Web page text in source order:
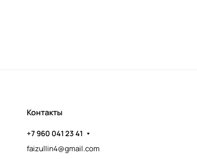
Контакты
+7 960 041 23 41
faizullin4@gmail.com